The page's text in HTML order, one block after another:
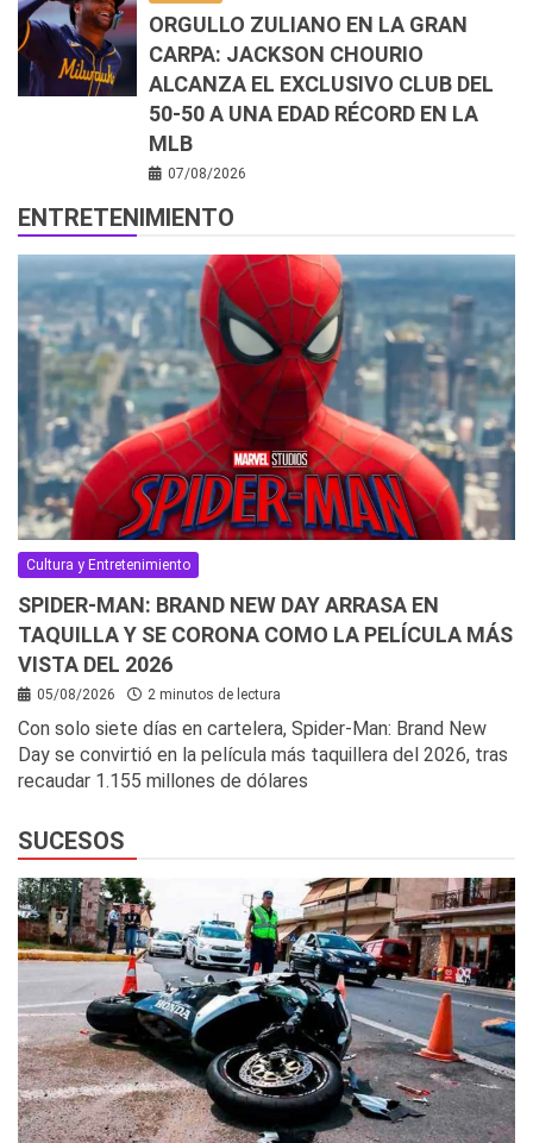
ORGULLO ZULIANO EN LA GRAN
CARPA: JACKSON CHOURIO
ALCANZA EL EXCLUSIVO CLUB DEL
50-50 A UNA EDAD RÉCORD EN LA
MLB
07/08/2026
ENTRETENIMIENTO
Cultura y Entretenimiento
SPIDER-MAN: BRAND NEW DAY ARRASA EN
TAQUILLA Y SE CORONA COMO LA PELÍCULA MÁS
VISTA DEL 2026
05/08/2026 2 minutos de lectura
Con solo siete días en cartelera, Spider-Man: Brand New
Day se convirtió en la película más taquillera del 2026, tras
recaudar 1.155 millones de dólares
SUCESOS